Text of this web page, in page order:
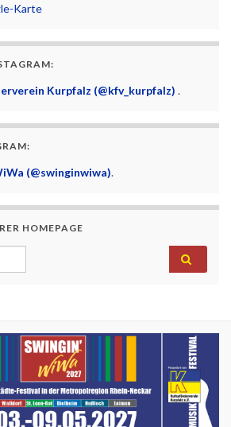
Karte
Kurpfalz (@kfv_kurpfalz) .
(@swinginwiwa).
HOMEPAGE